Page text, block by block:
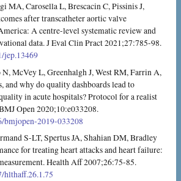
MA, Carosella L, Brescacin C, Pissinis J,
after transcatheter aortic valve
A centre-level systematic review and
data. J Eval Clin Pract 2021;27:785-98.
jep.13469
McVey L, Greenhalgh J, West RM, Farrin A,
and why do quality dashboards lead to
in acute hospitals? Protocol for a realist
Open 2020;10:e033208.
bmjopen-2019-033208
S-LT, Spertus JA, Shahian DM, Bradley
for treating heart attacks and heart failure:
Health Aff 2007;26:75-85.
hlthaff.26.1.75